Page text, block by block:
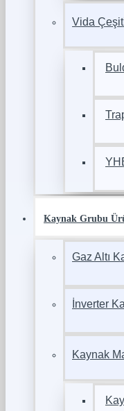
Vida
Kaynak Grubu
Gaz Altı
İnverter
Kaynak